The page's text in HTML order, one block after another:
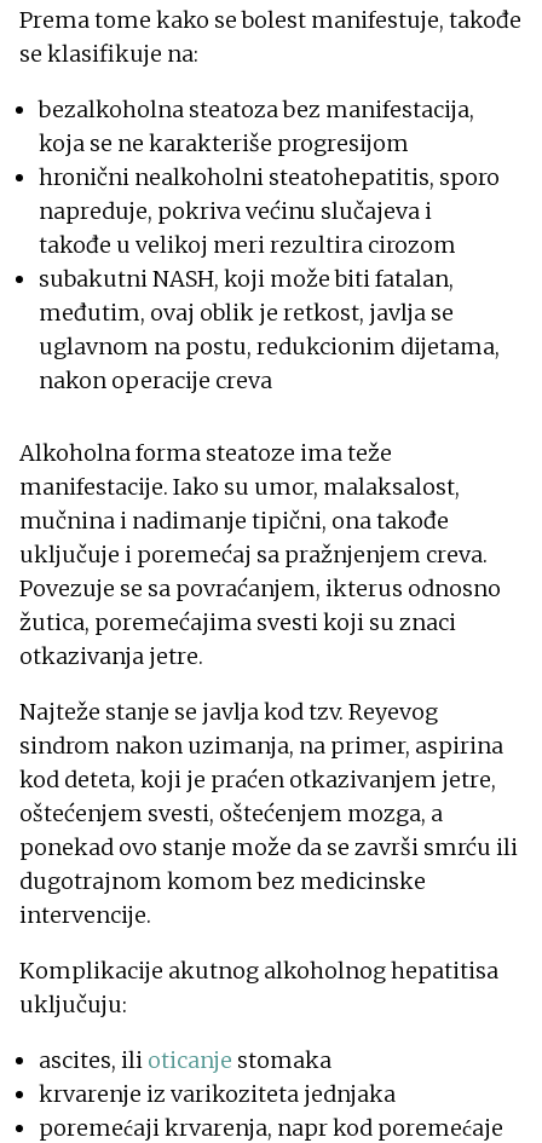
Prema tome kako se bolest manifestuje, takođe
se klasifikuje na:
bezalkoholna steatoza bez manifestacija,
koja se ne karakteriše progresijom
hronični nealkoholni steatohepatitis, sporo
napreduje, pokriva većinu slučajeva i
takođe u velikoj meri rezultira cirozom
subakutni NASH, koji može biti fatalan,
međutim, ovaj oblik je retkost, javlja se
uglavnom na postu, redukcionim dijetama,
nakon operacije creva
Alkoholna forma steatoze ima teže
manifestacije. Iako su umor, malaksalost,
mučnina i nadimanje tipični, ona takođe
uključuje i poremećaj sa pražnjenjem creva.
Povezuje se sa povraćanjem, ikterus odnosno
žutica, poremećajima svesti koji su znaci
otkazivanja jetre.
Najteže stanje se javlja kod tzv. Reyevog
sindrom nakon uzimanja, na primer, aspirina
kod deteta, koji je praćen otkazivanjem jetre,
oštećenjem svesti, oštećenjem mozga, a
ponekad ovo stanje može da se završi smrću ili
dugotrajnom komom bez medicinske
intervencije.
Komplikacije akutnog alkoholnog hepatitisa
uključuju:
ascites, ili oticanje stomaka
krvarenje iz varikoziteta jednjaka
poremećaji krvarenja, napr kod poremećaje